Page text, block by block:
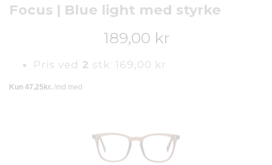
Focus | Blue light med styrke
189,00 kr
Pris ved 2 stk: 169,00 kr